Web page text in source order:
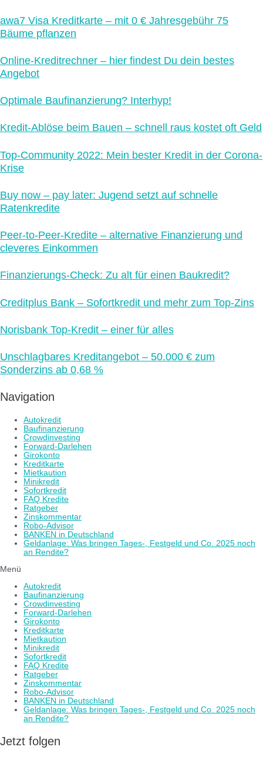
awa7 Visa Kreditkarte – mit 0 € Jahresgebühr 75
Bäume pflanzen
Online-Kreditrechner – hier findest Du dein bestes
Angebot
Optimale Baufinanzierung? Interhyp!
Kredit-Ablöse beim Bauen – schnell raus kostet oft Geld
Top-Community 2022: Mein bester Kredit in der Corona-
Krise
Buy now – pay later: Jugend setzt auf schnelle
Ratenkredite
Peer-to-Peer-Kredite – alternative Finanzierung und
cleveres Einkommen
Finanzierungs-Check: Zu alt für einen Baukredit?
Creditplus Bank – Sofortkredit und mehr zum Top-Zins
Norisbank Top-Kredit – einer für alles
Unschlagbares Kreditangebot – 50.000 € zum
Sonderzins ab 0,68 %
Navigation
Autokredit
Baufinanzierung
Crowdinvesting
Forward-Darlehen
Girokonto
Kreditkarte
Mietkaution
Minikredit
Sofortkredit
FAQ Kredite
Ratgeber
Zinskommentar
Robo-Advisor
BANKEN in Deutschland
Geldanlage: Was bringen Tages-, Festgeld und Co. 2025 noch
an Rendite?
Menü
Autokredit
Baufinanzierung
Crowdinvesting
Forward-Darlehen
Girokonto
Kreditkarte
Mietkaution
Minikredit
Sofortkredit
FAQ Kredite
Ratgeber
Zinskommentar
Robo-Advisor
BANKEN in Deutschland
Geldanlage: Was bringen Tages-, Festgeld und Co. 2025 noch
an Rendite?
Jetzt folgen